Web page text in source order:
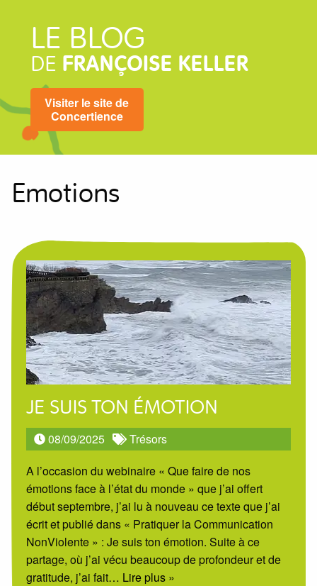
LE BLOG
DE FRANÇOISE KELLER
Visiter le site de
Concertience
Emotions
JE SUIS TON ÉMOTION
08/09/2025
Trésors
A l’occasion du webinaire « Que faire de nos
émotions face à l’état du monde » que j’ai offert
début septembre, j’ai lu à nouveau ce texte que j’ai
écrit et publié dans « Pratiquer la Communication
NonViolente » : Je suis ton émotion. Suite à ce
partage, où j’ai vécu beaucoup de profondeur et de
gratitude, j’ai fait… Lire plus »